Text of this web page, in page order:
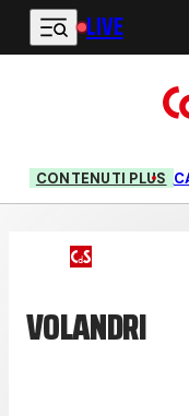
Vai al contenuto principale
LIVE
CONTENUTI PLUS
VOLANDRI